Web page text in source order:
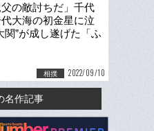
父の敵討ちだ」千代
大海の初金星に泣
”が成し遂げた「ふ
相撲 2022/09/10
名作記事